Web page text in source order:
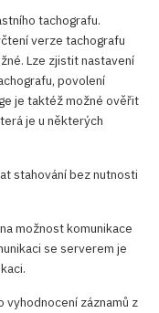
tachografu.
verze tachografu
Lze zjistit nastavení
povolení
je taktéž možné ověřit
je u některých
stahování bez nutnosti
možnost komunikace
se serverem je
vyhodnocení záznamů z